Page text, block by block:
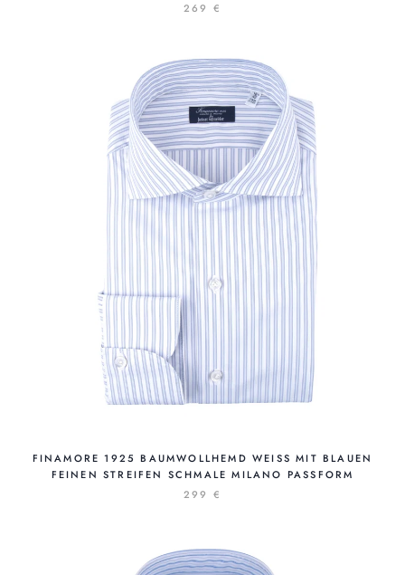
269 €
FINAMORE 1925 BAUMWOLLHEMD WEISS MIT BLAUEN F
EINEN STREIFEN SCHMALE MILANO PASSFORM
299 €